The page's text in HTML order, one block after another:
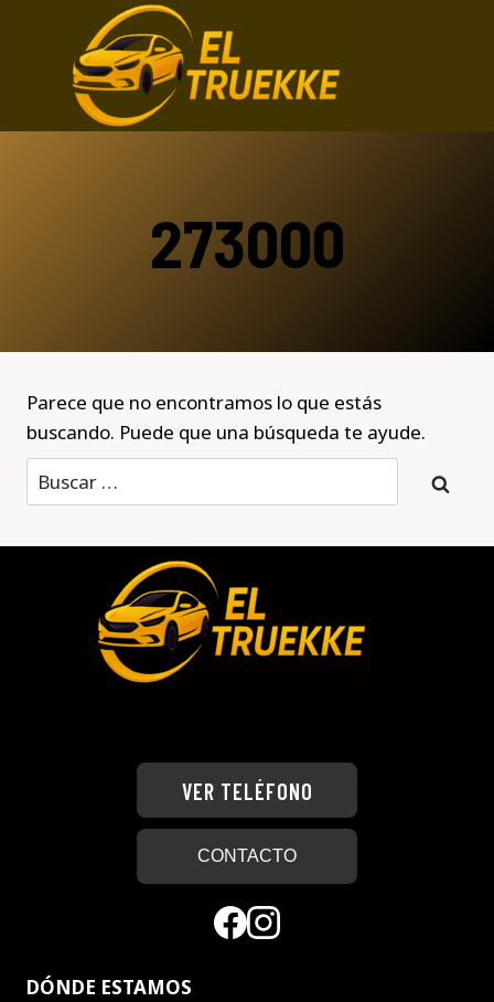
contenido
273000
Parece que no encontramos lo que estás
buscando. Puede que una búsqueda te ayude.
Buscar:
VER TELÉFONO
CONTACTO
DÓNDE ESTAMOS